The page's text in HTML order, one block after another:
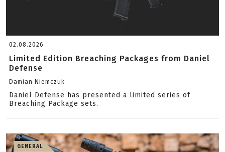
02.08.2026
Limited Edition Breaching Packages from Daniel
Defense
Damian Niemczuk
Daniel Defense has presented a limited series of
Breaching Package sets.
GENERAL